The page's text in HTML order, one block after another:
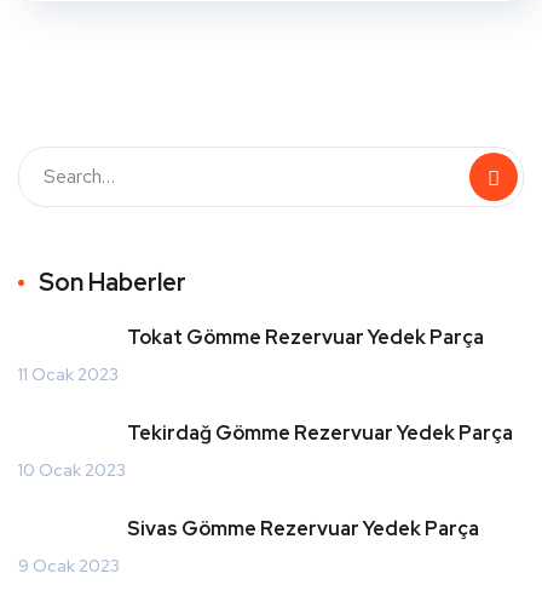
Son Haberler
Tokat Gömme Rezervuar Yedek Parça
11 Ocak 2023
Tekirdağ Gömme Rezervuar Yedek Parça
10 Ocak 2023
Sivas Gömme Rezervuar Yedek Parça
9 Ocak 2023